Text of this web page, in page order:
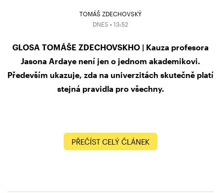
TOMÁŠ ZDECHOVSKÝ
DNES • 13:52
GLOSA TOMÁŠE ZDECHOVSKHO | Kauza profesora
Jasona Ardaye není jen o jednom akademikovi.
Především ukazuje, zda na univerzitách skutečně platí
stejná pravidla pro všechny.
PŘEČÍST CELÝ ČLÁNEK